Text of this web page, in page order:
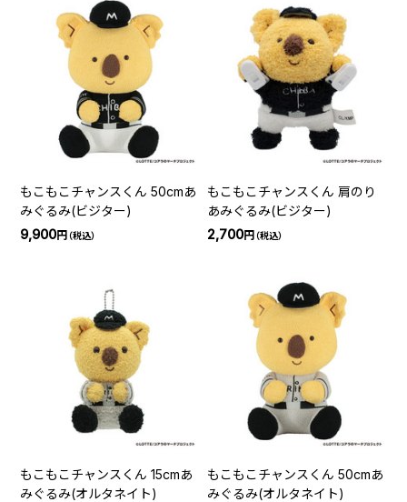
もこもこチャンスくん 50cmあ
みぐるみ(ビジター)
9,900円（税込）
もこもこチャンスくん 肩のり
あみぐるみ(ビジター)
2,700円（税込）
もこもこチャンスくん 15cmあ
みぐるみ(オルタネイト)
もこもこチャンスくん 50cmあ
みぐるみ(オルタネイト)